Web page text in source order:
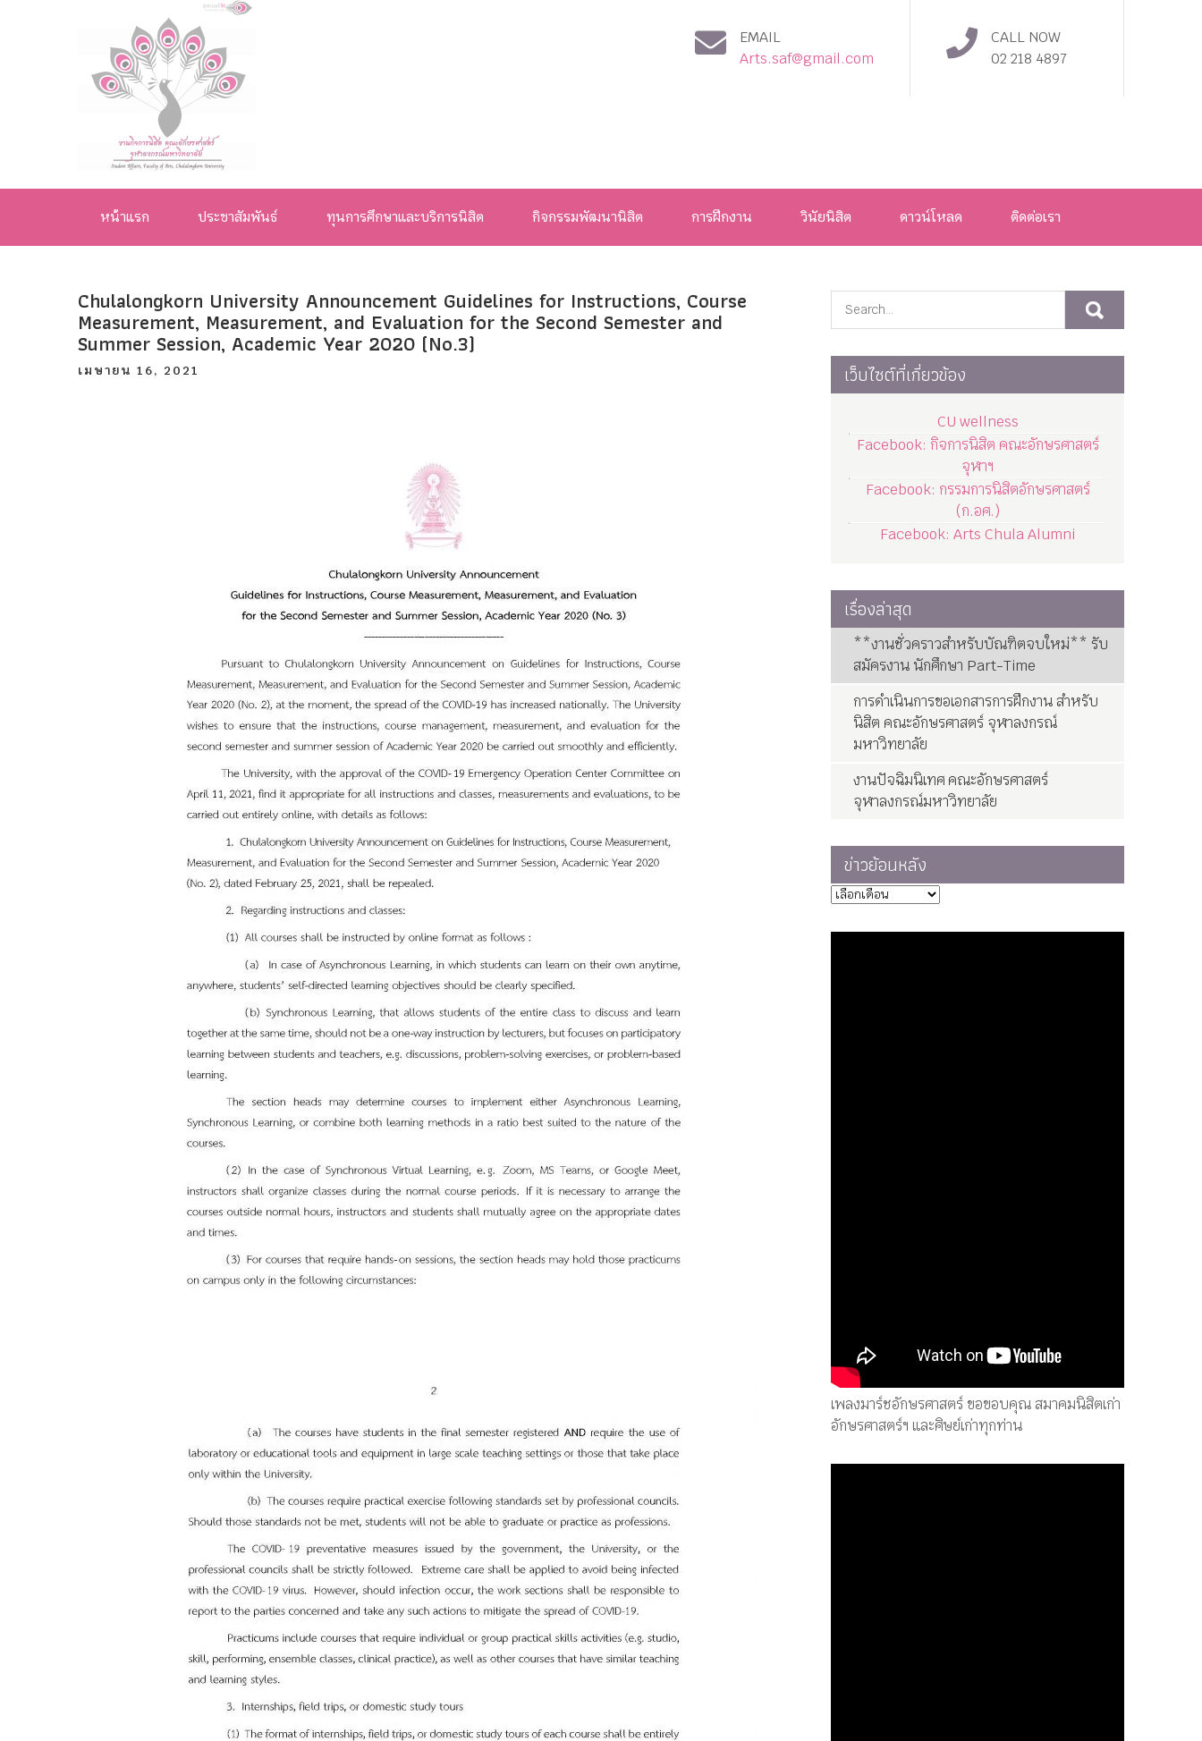
งานกิจการ
นิสิต คณะ
อักษรศาสตร์
จุฬาลงกรณ์
มหาวิทยาลัย
EMAIL
Arts.saf@gmail.com
CALL NOW
02 218 4897
หน้าแรก ประชาสัมพันธ์ ทุนการศึกษาและบริการนิสิต กิจกรรมพัฒนานิสิต การฝึกงาน วินัยนิสิต ดาวน์โหลด ติดต่อเรา
Chulalongkorn University Announcement Guidelines for Instructions, Course
Measurement, Measurement, and Evaluation for the Second Semester and
Summer Session, Academic Year 2020 (No.3)
เมษายน 16, 2021 เว็บไซต์ที่เกี่ยวข้อง
CU wellness
Facebook: กิจการนิสิต คณะอักษรศาสตร์
จุฬาฯ
Facebook: กรรมการนิสิตอักษรศาสตร์
(ก.อศ.)
Facebook: Arts Chula Alumni
เรื่องล่าสุด
**งานชั่วคราวสำหรับบัณฑิตจบใหม่** รับ
สมัครงาน นักศึกษา Part-Time
การดำเนินการขอเอกสารการฝึกงาน สำหรับ
นิสิต คณะอักษรศาสตร์ จุฬาลงกรณ์
มหาวิทยาลัย
งานปัจฉิมนิเทศ คณะอักษรศาสตร์
จุฬาลงกรณ์มหาวิทยาลัย
ข่าวย้อนหลัง
เพลงมาร์ชอักษรศาสตร์ ขอขอบคุณ สมาคมนิสิตเก่า
อักษรศาสตร์ฯ และศิษย์เก่าทุกท่าน